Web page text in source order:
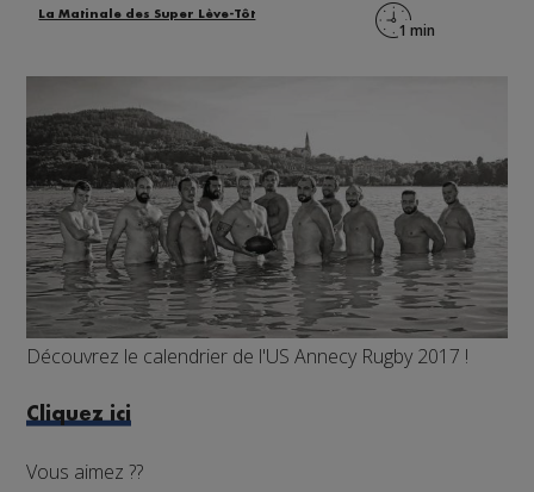
La Matinale des Super Lève-Tôt
Découvrez le calendrier de l'US Annecy Rugby 2017 !
Cliquez ici
Vous aimez ??